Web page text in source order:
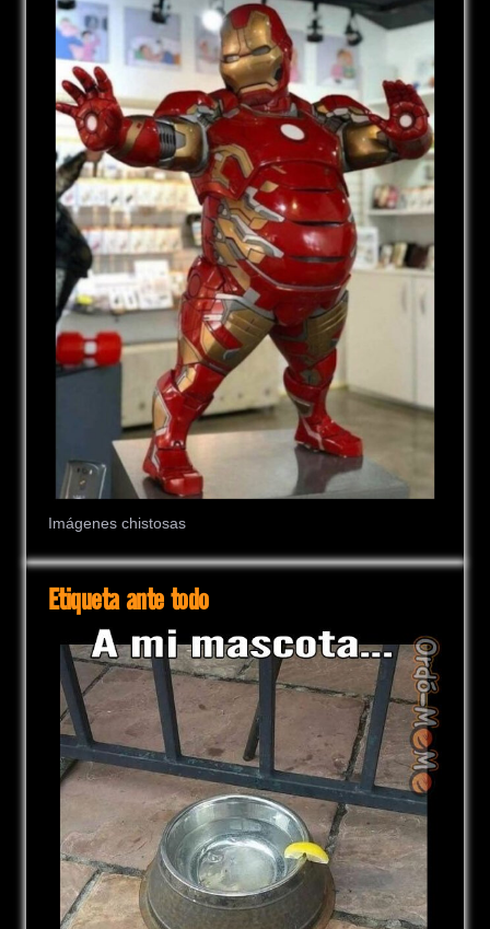
Imágenes chistosas
Etiqueta ante todo